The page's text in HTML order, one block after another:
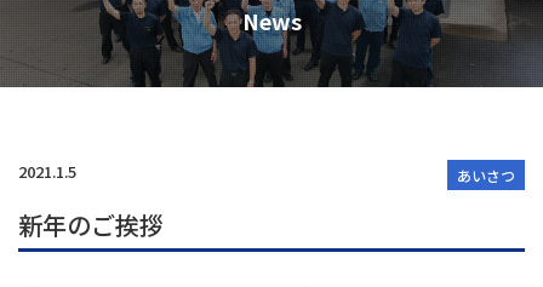
News
2021.1.5 あいさつ
新年のご挨拶